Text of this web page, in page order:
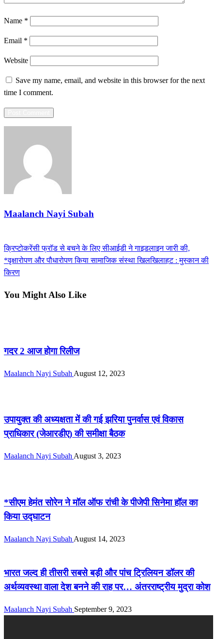
Name *
Email *
Website
Save my name, email, and website in this browser for the next
time I comment.
Maalanch Nayi Subah
Post
navigation
Previous
Post
क्रिप्टोकरेंसी फ्रॉड से बचने के लिए सीआईडी ने गाइडलाइन जारी की,
Next
Post
*वृक्षारोपण और पौधारोपण किया सामाजिक संस्था खिलखिलाहट : मुस्कान की
किरण
You Might Also Like
गदर 2 आज होगा रिलीज
Maalanch Nayi Subah August 12, 2023
उपायुक्त की अध्यक्षता में की गई झरिया पुनर्वास एवं विकास
प्राधिकार (जेआरडीए) की समीक्षा बैठक
Maalanch Nayi Subah August 3, 2023
*सीएम हेमंत सोरेन ने मॉल ऑफ रांची के पीजेपी सिनेमा हॉल का
किया उद्घाटन
Maalanch Nayi Subah August 14, 2023
भारत जल्द ही तीसरी सबसे बड़ी और पांच ट्रिलियन डॉलर की
अर्थव्यवस्था वाला देश बनने की राह पर… अंतरराष्ट्रीय मुद्रा कोश
Maalanch Nayi Subah September 9, 2023